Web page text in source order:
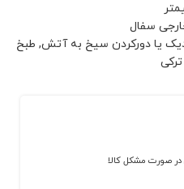
یا دورکردن سیخ به آتش, طبخ
صورت مشکل کالا